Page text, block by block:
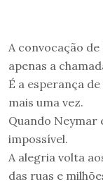
A convocação
apenas a
É a esperança
mais uma vez.
Quando Neymar
impossível.
A alegria volta
das ruas e